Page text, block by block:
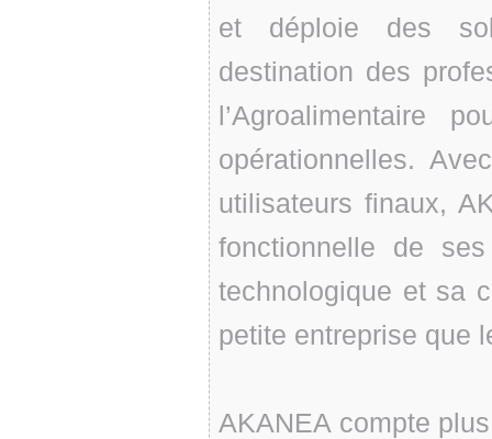
et déploie des
destination des
l’Agroalimentaire
opérationnelles.
utilisateurs finaux,
fonctionnelle de
technologique et sa
petite entreprise que
AKANEA compte